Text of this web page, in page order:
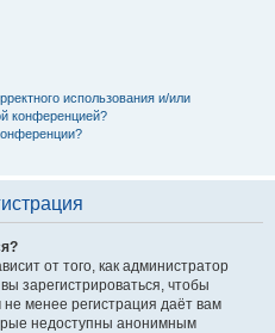
использования и/или
конференцией?
от того, как администратор
зарегистрироваться, чтобы
менее регистрация даёт вам
недоступны анонимным